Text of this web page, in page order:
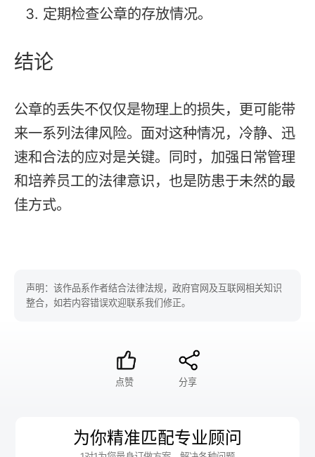
定期检查公章的存放情况。
结论
公章的丢失不仅仅是物理上的损失，更可能带
来一系列法律风险。面对这种情况，冷静、迅
速和合法的应对是关键。同时，加强日常管理
和培养员工的法律意识，也是防患于未然的最
佳方式。
声明：该作品系作者结合法律法规，政府官网及互联网相关知识
整合，如若内容错误欢迎联系我们修正。
点赞 分享
为你精准匹配专业顾问